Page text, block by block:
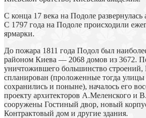
С конца 17 века на Подоле развернулась
С 1797 года на Подоле происходили
ярмарки.
До пожара 1811 года Подол был
районом Киева — 2068 домов из 3672.
уничтожившего большинство строений,
спланирован (проложенные тогда
сохранились и поныне), началось его
проекту архитекторов А.Меленского и
сооружены Гостиный двор, новый
Контрактовый дом и другие здания.